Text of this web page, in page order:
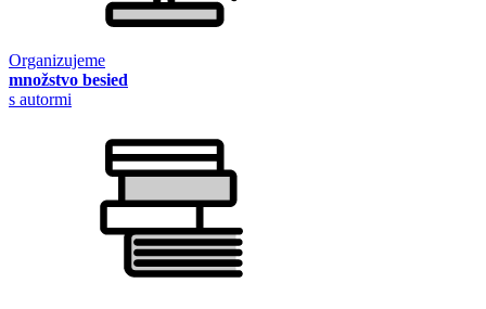
Organizujeme
množstvo besied
s autormi